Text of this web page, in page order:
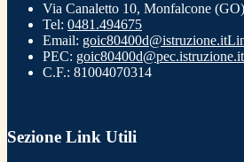
Via Canaletto 10, Monfalcone (GO)
Tel: 0481.494675
Email: goic80400d@istruzione.it
PEC: goic80400d@pec.istruzione.it
C.F.: 81004070314
Sezione Link Utili